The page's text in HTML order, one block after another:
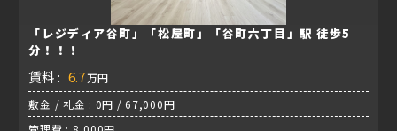
「レジディア谷町」「松屋町」「谷町六丁目」駅 徒歩5
分！！！
賃料 : 6.7万円
敷金 / 礼金 : 0円 / 67,000円